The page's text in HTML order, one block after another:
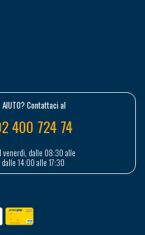
Contattaci al
400 724 74
venerdì, dalle 08:30 alle
14:00 alle 17:30